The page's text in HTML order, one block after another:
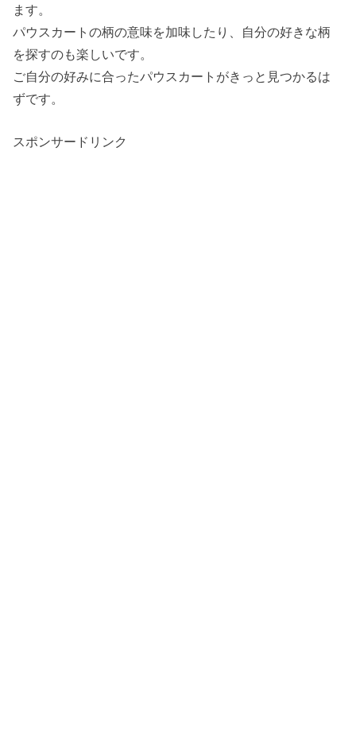
ます。
パウスカートの柄の意味を加味したり、自分の好きな柄
を探すのも楽しいです。
ご自分の好みに合ったパウスカートがきっと見つかるは
ずです。
スポンサードリンク